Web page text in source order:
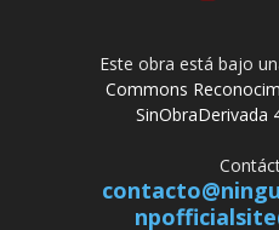
Este obra está bajo
Commons
SinObraDerivada